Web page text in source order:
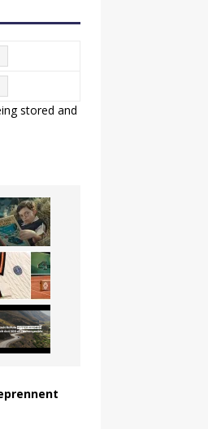
stored and